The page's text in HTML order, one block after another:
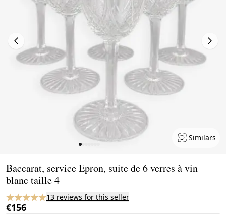
Similars
Baccarat, service Epron, suite de 6 verres à vin
blanc taille 4
13 reviews for this seller
€156